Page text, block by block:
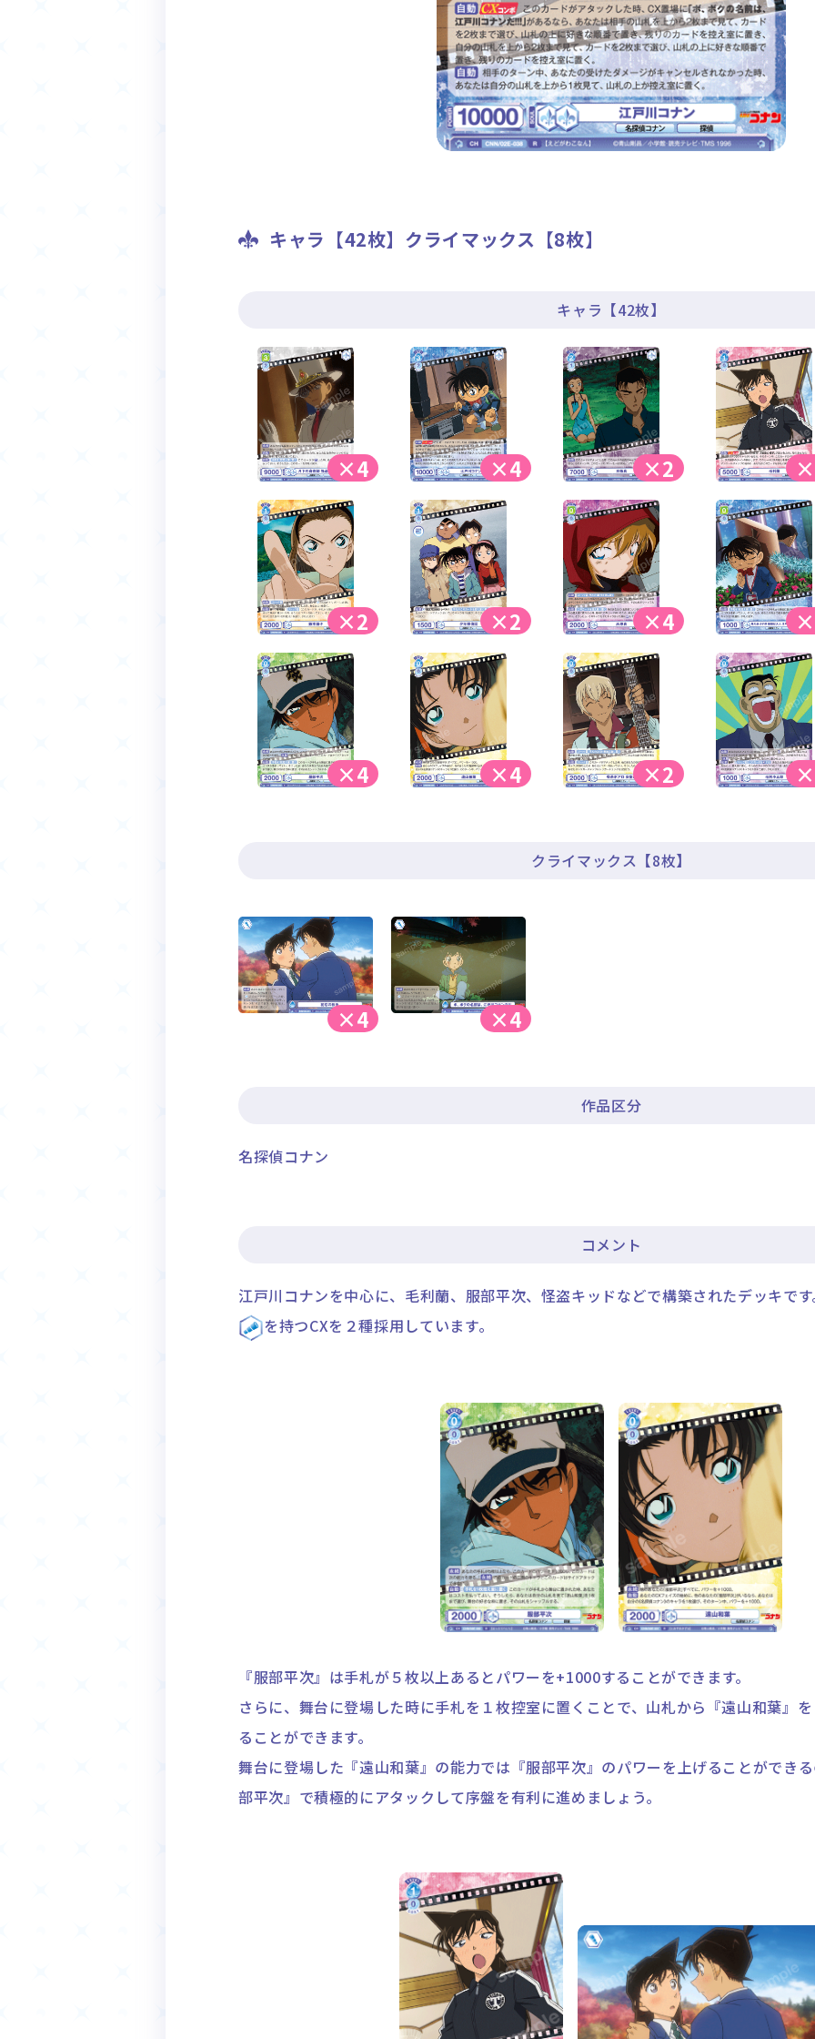
キャラ【42枚】クライマックス【8枚】
キャラ【42枚】
×4 ×4 ×2
×2 ×2 ×4
×4 ×4 ×2
クライマックス【8枚】
×4 ×4
作品区分
名探偵コナン
コメント
江戸川コナンを中心に、毛利蘭、服部平次、怪盗キッドなどで構築されたデッキで
を持つCXを２種採用しています。
『服部平次』は手札が５枚以上あるとパワーを+1000することができます。
さらに、舞台に登場した時に手札を１枚控室に置くことで、山札から『遠山和葉』
ることができます。
舞台に登場した『遠山和葉』の能力では『服部平次』のパワーを上げることができ
部平次』で積極的にアタックして序盤を有利に進めましょう。